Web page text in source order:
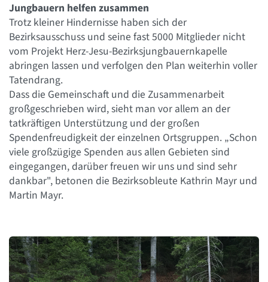
Jungbauern helfen zusammen
Trotz kleiner Hindernisse haben sich der
Bezirksausschuss und seine fast 5000 Mitglieder nicht
vom Projekt Herz-Jesu-Bezirksjungbauernkapelle
abringen lassen und verfolgen den Plan weiterhin voller
Tatendrang.
Dass die Gemeinschaft und die Zusammenarbeit
großgeschrieben wird, sieht man vor allem an der
tatkräftigen Unterstützung und der großen
Spendenfreudigkeit der einzelnen Ortsgruppen. „Schon
viele großzügige Spenden aus allen Gebieten sind
eingegangen, darüber freuen wir uns und sind sehr
dankbar", betonen die Bezirksobleute Kathrin Mayr und
Martin Mayr.